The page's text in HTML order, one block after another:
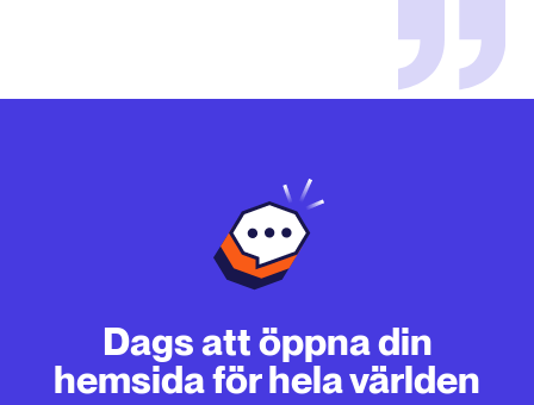
Dags att öppna din
hemsida för hela världen